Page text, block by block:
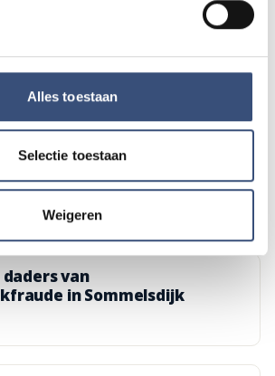
Alles toestaan
Selectie toestaan
Weigeren
Tour strijkt neer in Kwade
opruimers zijn kritisch
snakt naar water, sproeit
per uur over zijn akker
van
in Sommelsdijk